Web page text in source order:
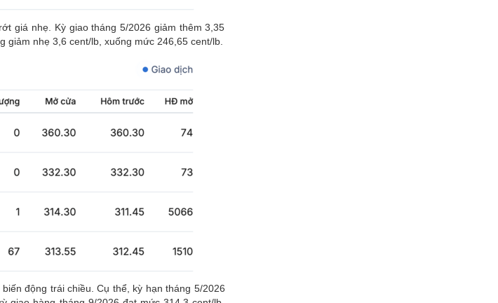
giá nhẹ. Kỳ giao tháng 5/2026 giảm thêm 3,35
nhẹ 3,6 cent/lb, xuống mức 246,65 cent/lb.
động trái chiều. Cụ thể, kỳ hạn tháng 5/2026